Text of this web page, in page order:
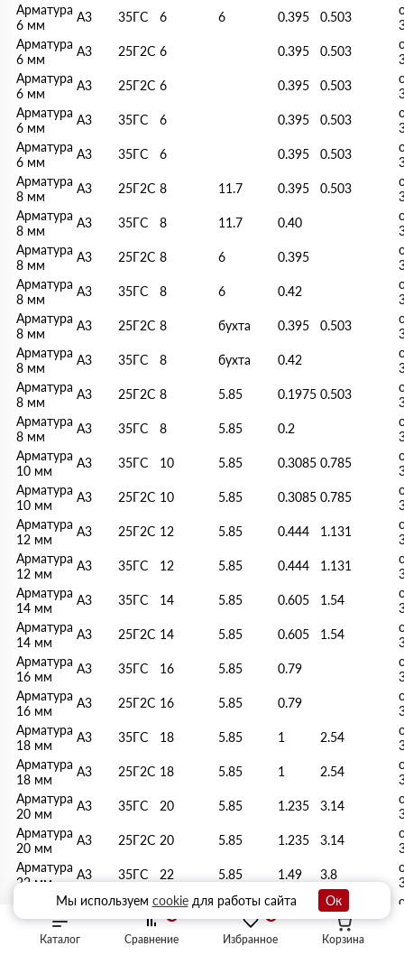
Каталог Избранное
Сравнение Корзина
Арматура
6 мм
А3 35ГС 6 6 0.395 0.503
Арматура
6 мм
А3 25Г2С 6 0.395 0.503
Арматура
6 мм
А3 25Г2С 6 0.395 0.503
Арматура
6 мм
А3 35ГС 6 0.395 0.503
Арматура
6 мм
А3 35ГС 6 0.395 0.503
Арматура
8 мм
А3 25Г2С 8 11.7 0.395 0.503
Арматура
8 мм
А3 35ГС 8 11.7 0.40
Арматура
8 мм
А3 25Г2С 8 6 0.395
Арматура
8 мм
А3 35ГС 8 6 0.42
Арматура
8 мм
А3 25Г2С 8 бухта 0.395 0.503
Арматура
8 мм
А3 35ГС 8 бухта 0.42
Арматура
8 мм
А3 25Г2С 8 5.85 0.1975 0.503
Арматура
8 мм
А3 35ГС 8 5.85 0.2
Арматура
10 мм
А3 35ГС 10 5.85 0.3085 0.785
Арматура
10 мм
А3 25Г2С 10 5.85 0.3085 0.785
Арматура
12 мм
А3 25Г2С 12 5.85 0.444 1.131
Арматура
12 мм
А3 35ГС 12 5.85 0.444 1.131
Арматура
14 мм
А3 35ГС 14 5.85 0.605 1.54
Арматура
14 мм
А3 25Г2С 14 5.85 0.605 1.54
Арматура
16 мм
А3 35ГС 16 5.85 0.79
Арматура
16 мм
А3 25Г2С 16 5.85 0.79
Арматура
18 мм
А3 35ГС 18 5.85 1 2.54
Арматура
18 мм
А3 25Г2С 18 5.85 1 2.54
Арматура
20 мм
А3 35ГС 20 5.85 1.235 3.14
Арматура
20 мм
А3 25Г2С 20 5.85 1.235 3.14
Арматура
22 мм
А3 35ГС 22 5.85 1.49 3.8
Арматура
22 мм
А3 25Г2С 22 5.85 1.49 3.8
Арматура А3 35ГС 28 5.85 6.16
Мы используем cookieдля работы сайта Ок